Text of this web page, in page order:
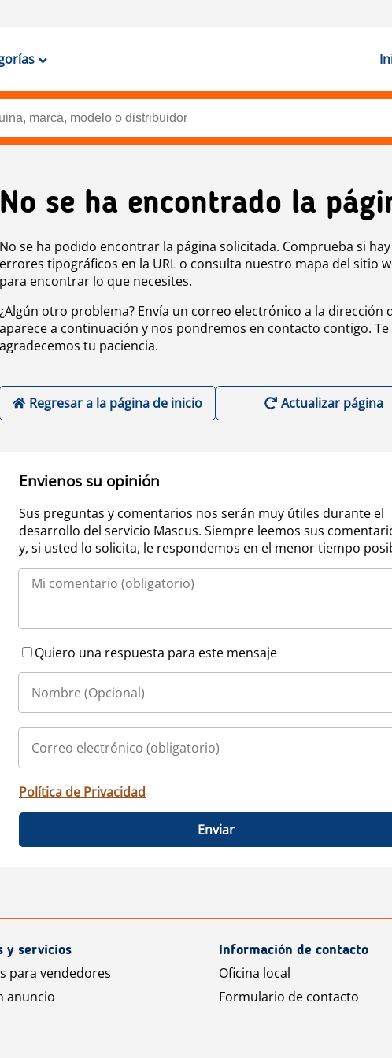
No se ha encontrado la
No se ha podido encontrar la página solicitada. Comprueba si hay
errores tipográficos en la URL o consulta nuestro mapa del sitio
para encontrar lo que necesites.
¿Algún otro problema? Envía un correo electrónico a la dirección
aparece a continuación y nos pondremos en contacto contigo. Te
agradecemos tu paciencia.
Regresar a la página de inicio Actualizar página
Envienos su opinión
Sus preguntas y comentarios nos serán muy útiles durante el
desarrollo del servicio Mascus. Siempre leemos sus
y, si usted lo solicita, le respondemos en el menor tiempo
Quiero una respuesta para este mensaje
Política de Privacidad
Enviar
y servicios
para vendedores
anuncio
Información de contacto
Oficina local
Formulario de contacto